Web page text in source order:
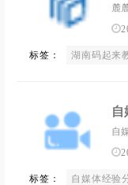
麓
标签： 湖南码起来
自
自
频
标签： 自媒体经验